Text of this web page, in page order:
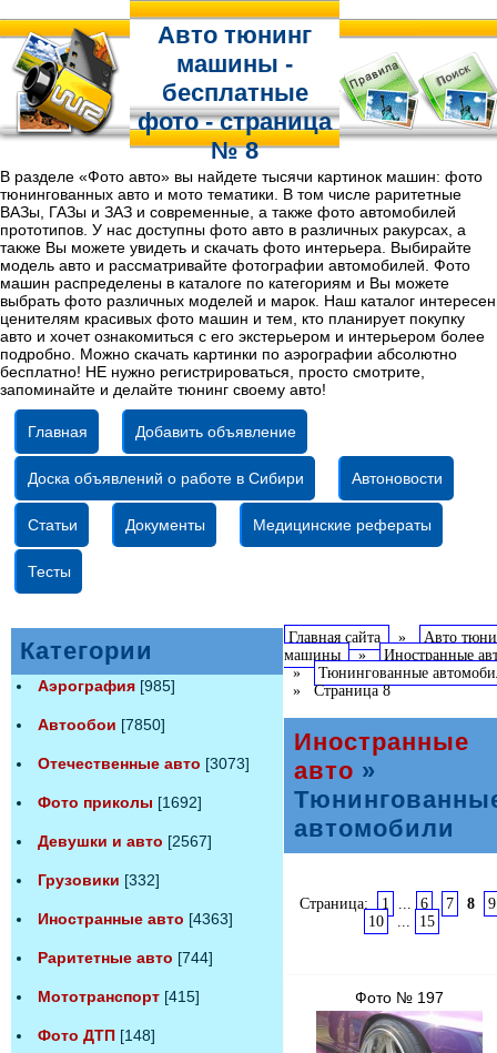
Авто тюнинг
машины -
бесплатные
фото - страница
№ 8
В разделе «Фото авто» вы найдете тысячи картинок машин: фото
тюнингованных авто и мото тематики. В том числе раритетные
ВАЗы, ГАЗы и ЗАЗ и современные, а также фото автомобилей
прототипов. У нас доступны фото авто в различных ракурсах, а
также Вы можете увидеть и скачать фото интерьера. Выбирайте
модель авто и рассматривайте фотографии автомобилей. Фото
машин распределены в каталоге по категориям и Вы можете
выбрать фото различных моделей и марок. Наш каталог интересен
ценителям красивых фото машин и тем, кто планирует покупку
авто и хочет ознакомиться с его экстерьером и интерьером более
подробно. Можно скачать картинки по аэрографии абсолютно
бесплатно! НЕ нужно регистрироваться, просто смотрите,
запоминайте и делайте тюнинг своему авто!
Главная Добавить объявление
Доска объявлений о работе в Сибири Автоновости
Статьи Документы Медицинские рефераты
Тесты
Категории
Аэрография [985]
Автообои [7850]
Отечественные авто [3073]
Фото приколы [1692]
Девушки и авто [2567]
Грузовики [332]
Иностранные авто [4363]
Раритетные авто [744]
Мототранспорт [415]
Фото ДТП [148]
Главная сайта »
Авто
машины » Иностранные
» Тюнингованные
» Страница 8
Иностранные
авто »
автомобили
Страница: 1 ... 6 7 8
9
10 ... 15
Фото № 197